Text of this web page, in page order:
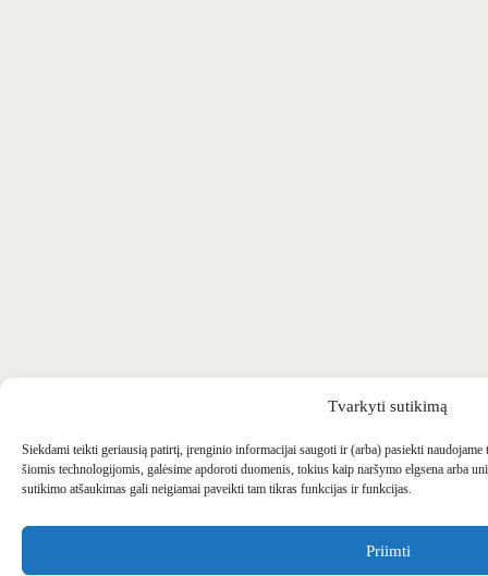
Tvarkyti sutikimą
Siekdami teikti geriausią patirtį, įrenginio informacijai saugoti ir (arba) pasiekti
šiomis technologijomis, galėsime apdoroti duomenis, tokius kaip naršymo elgsena arba
sutikimo atšaukimas gali neigiamai paveikti tam tikras funkcijas ir funkcijas.
Priimti